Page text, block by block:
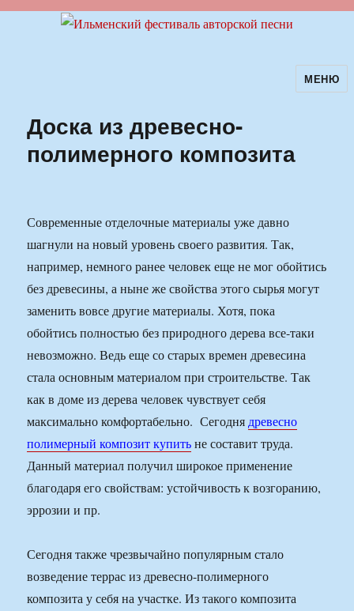
Ильменский фестиваль авторскойМЕНЮ
Доска из древесно-
полимерного композита
Современные отделочные материалы уже давно
шагнули на новый уровень своего развития. Так,
например, немного ранее человек еще не мог обойтись
без древесины, а ныне же свойства этого сырья могут
заменить вовсе другие материалы. Хотя, пока
обойтись полностью без природного дерева все-таки
невозможно. Ведь еще со старых времен древесина
стала основным материалом при строительстве. Так
как в доме из дерева человек чувствует себя
максимально комфортабельно. Сегоднядревесно
полимерный композит купитьне составит труда.
Данный материал получил широкое применение
благодаря его свойствам: устойчивость к возгоранию,
эррозии и пр.
Сегодня также чрезвычайно популярным стало
возведение террас из древесно-полимерного
композита у себя на участке. Из такого композита